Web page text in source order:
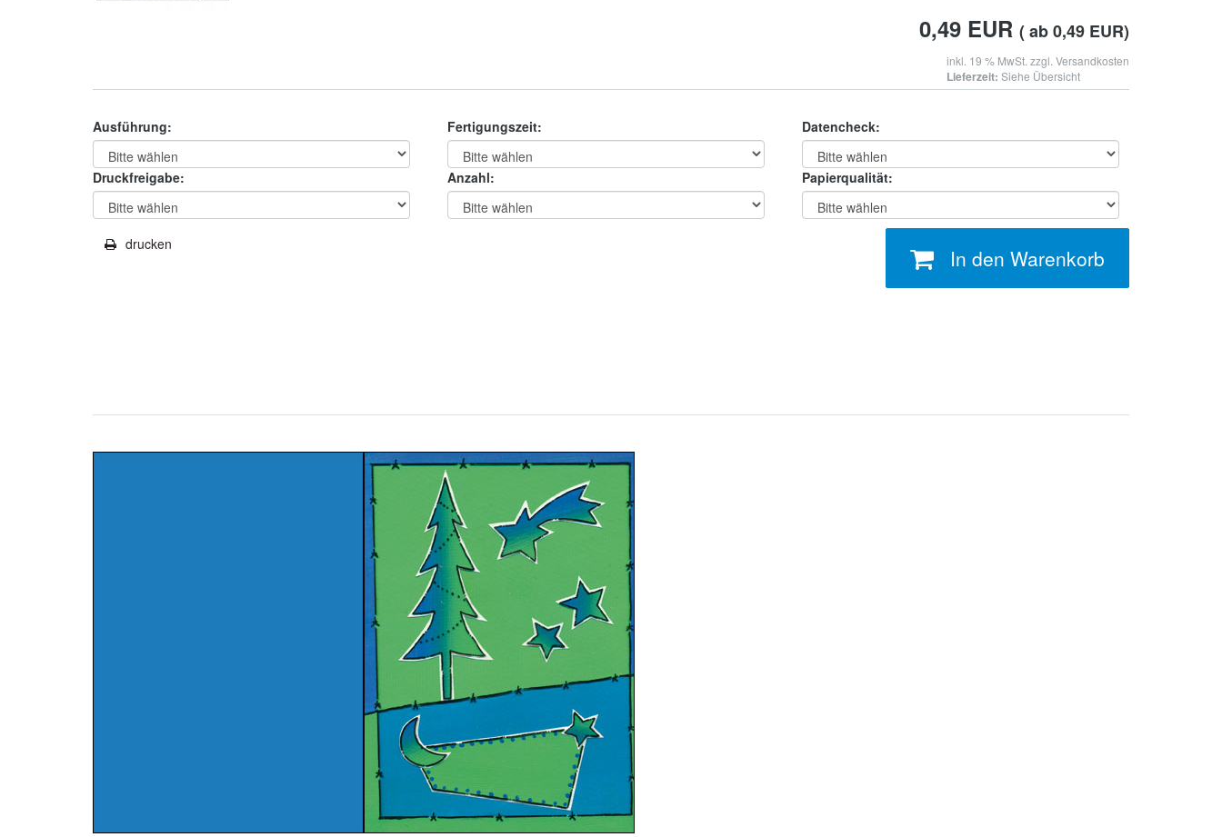
0,49 EUR ( ab 0,49 EUR)
inkl. 19 % MwSt. zzgl. Versandkosten
Lieferzeit: Siehe Übersicht
Ausführung: Fertigungszeit: Datencheck:
Druckfreigabe: Anzahl: Papierqualität:
drucken
In den Warenkorb